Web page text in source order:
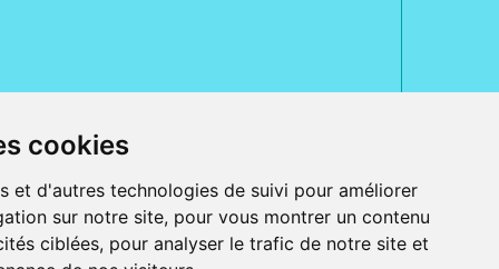
cookies
et d'autres technologies de suivi pour améliorer
sur notre site, pour vous montrer un contenu
ciblées, pour analyser le trafic de notre site et
Jeanne d' Harcourt, 80300 Albert.
ordonnance.
et iPod touch), ou sur Google Play (pour Androïd 5.0 ou version
Bancontact, PayPal.